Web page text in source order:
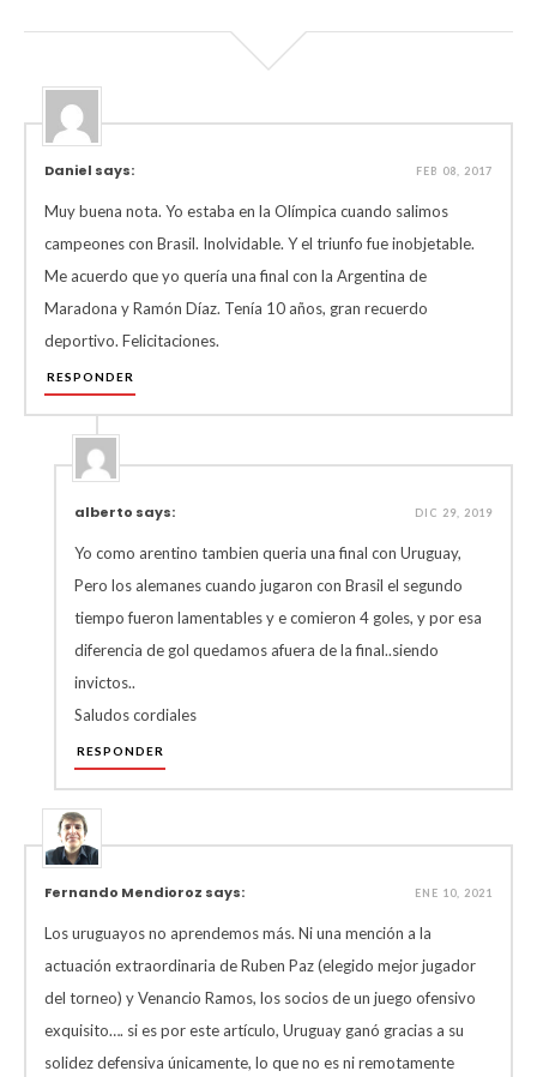
Daniel says: FEB 08, 2017
Muy buena nota. Yo estaba en la Olímpica cuando salimos
campeones con Brasil. Inolvidable. Y el triunfo fue inobjetable.
Me acuerdo que yo quería una final con la Argentina de
Maradona y Ramón Díaz. Tenía 10 años, gran recuerdo
deportivo. Felicitaciones.
RESPONDER
alberto says: DIC 29, 2019
Yo como arentino tambien queria una final con Uruguay,
Pero los alemanes cuando jugaron con Brasil el segundo
tiempo fueron lamentables y e comieron 4 goles, y por esa
diferencia de gol quedamos afuera de la final..siendo
invictos..
Saludos cordiales
RESPONDER
Fernando Mendioroz says: ENE 10, 2021
Los uruguayos no aprendemos más. Ni una mención a la
actuación extraordinaria de Ruben Paz (elegido mejor jugador
del torneo) y Venancio Ramos, los socios de un juego ofensivo
exquisito…. si es por este artículo, Uruguay ganó gracias a su
solidez defensiva únicamente, lo que no es ni remotamente